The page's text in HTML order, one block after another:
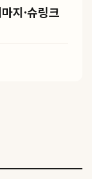
지·슈링크